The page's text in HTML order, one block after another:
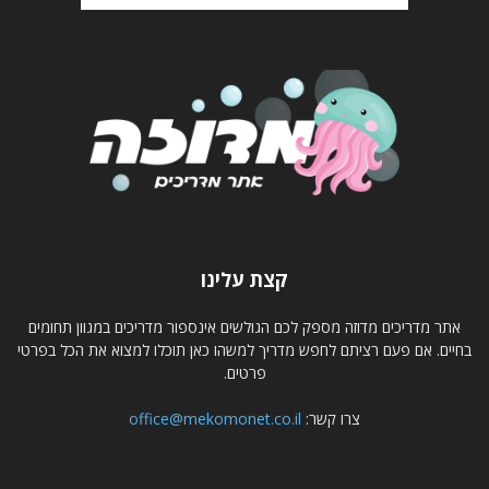
קצת עלינו
אתר מדריכים מדוזה מספק לכם הגולשים אינספור מדריכים במגוון תחומים
בחיים. אם פעם רציתם לחפש מדריך למשהו כאן תוכלו למצוא את הכל בפרטי
פרטים.
צרו קשר: office@mekomonet.co.il